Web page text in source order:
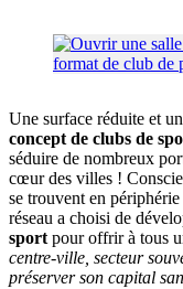
Une surface réduite et
concept de clubs de
séduire de nombreux
cœur des villes !
se trouvent en
réseau a choisi de
sportpour offrir à tous
centre-ville, secteur
préserver son capital